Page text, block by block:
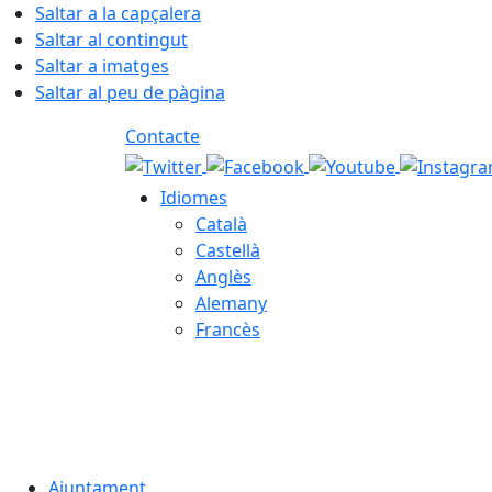
Saltar a la capçalera
Saltar al contingut
Saltar a imatges
Saltar al peu de pàgina
Contacte
Idiomes
Català
Castellà
Anglès
Alemany
Francès